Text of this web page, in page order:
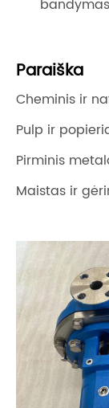
bandymas
Paraiška
Cheminis ir
Pulp ir
Pirminis
Maistas ir